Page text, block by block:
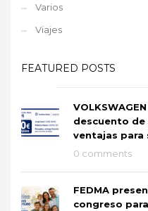
Varios
Viajes
FEATURED POSTS
descuento de
ventajas para
0 comments
FEDMA
congreso